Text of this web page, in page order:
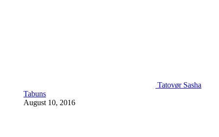
Tatovør Sasha
Tabuns
August 10, 2016